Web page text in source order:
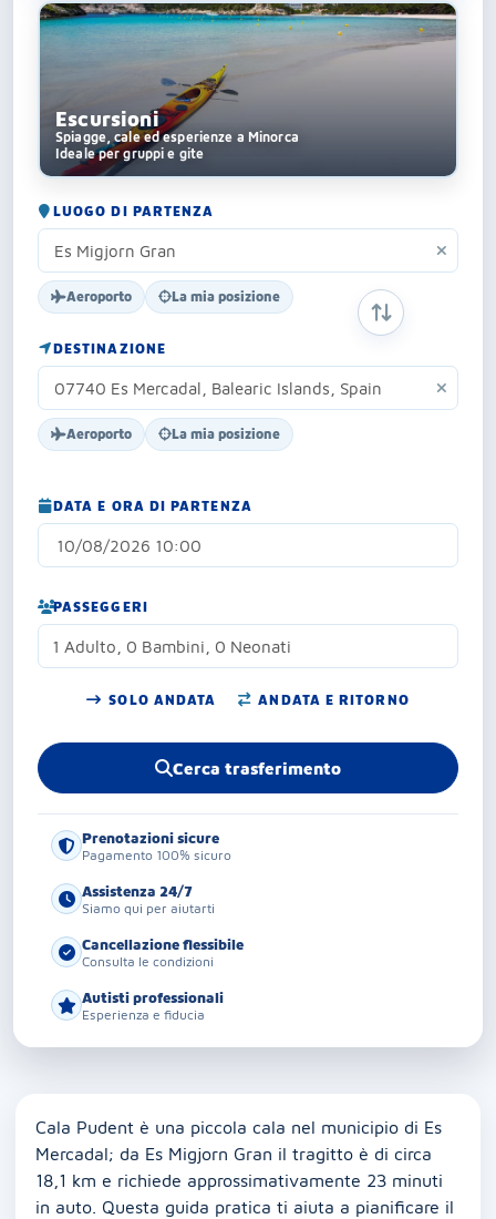
Escursioni
Spiagge, cale ed esperienze a Minorca
Ideale per gruppi e gite
LUOGO DI PARTENZA
Aeroporto La mia posizione
DESTINAZIONE
Aeroporto La mia posizione
SCAMBIA
DATA E ORA DI PARTENZA
PASSEGGERI
1 Adulto, 0 Bambini, 0 Neonati
SOLO ANDATA ANDATA E RITORNO
Cerca trasferimento
Prenotazioni sicure
Pagamento 100% sicuro
Assistenza 24/7
Siamo qui per aiutarti
Cancellazione flessibile
Consulta le condizioni
Autisti professionali
Esperienza e fiducia
Cala Pudent è una piccola cala nel municipio di Es
Mercadal; da Es Migjorn Gran il tragitto è di circa
18,1 km e richiede approssimativamente 23 minuti
in auto. Questa guida pratica ti aiuta a pianificare il